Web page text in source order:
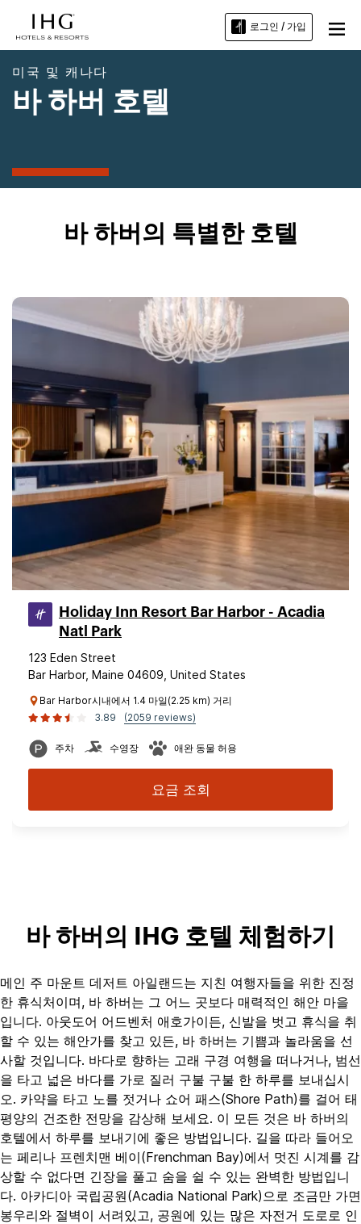
로그인 / 가입
미국 및 캐나다
바 하버 호텔
바 하버의 특별한 호텔
Holiday Inn Resort Bar Harbor - Acadia
Natl Park
123 Eden Street
Bar Harbor, Maine 04609, United States
Bar Harbor시내에서 1.4 마일(2.25 km) 거리
3.89
(2059 reviews)
주차 수영장 애완 동물 허용
요금 조회
바 하버의 IHG 호텔 체험하기
메인 주 마운트 데저트 아일랜드는 지친 여행자들을 위한 진정
한 휴식처이며, 바 하버는 그 어느 곳보다 매력적인 해안 마을
입니다. 아웃도어 어드벤처 애호가이든, 신발을 벗고 휴식을 취
할 수 있는 해안가를 찾고 있든, 바 하버는 기쁨과 놀라움을 선
사할 것입니다. 바다로 향하는 고래 구경 여행을 떠나거나, 범선
을 타고 넓은 바다를 가로 질러 구불 구불 한 하루를 보내십시
오. 카약을 타고 노를 젓거나 쇼어 패스(Shore Path)를 걸어 태
평양의 건조한 전망을 감상해 보세요. 이 모든 것은 바 하버의
호텔에서 하루를 보내기에 좋은 방법입니다. 길을 따라 들어오
는 페리나 프렌치맨 베이(Frenchman Bay)에서 멋진 시계를 감
상할 수 없다면 긴장을 풀고 숨을 쉴 수 있는 완벽한 방법입니
다. 아카디아 국립공원(Acadia National Park)으로 조금만 가면
봉우리와 절벽이 서려있고, 공원에 있는 많은 자전거 도로로 인